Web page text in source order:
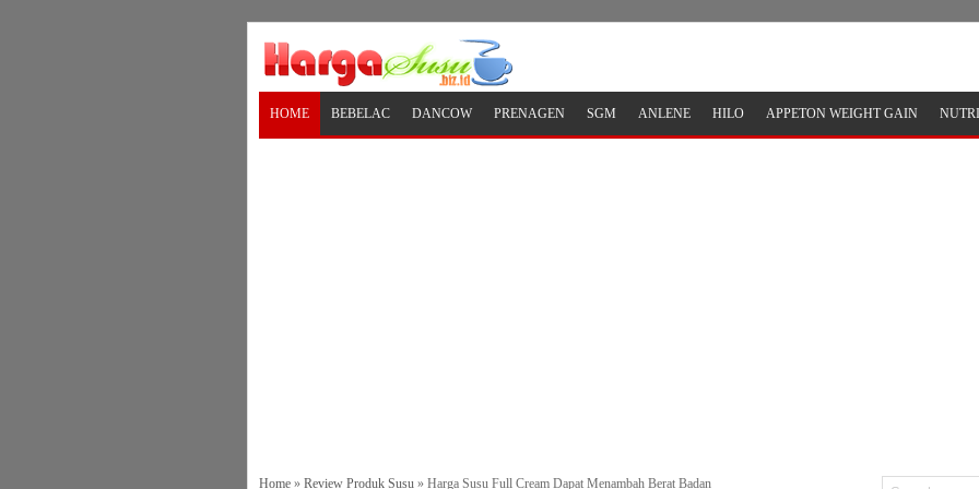
HOME BEBELAC DANCOW PRENAGEN SGM ANLENE HILO APPETON WEIGHT GAIN
Home » Review Produk Susu » Harga Susu Full Cream Dapat Menambah Berat Badan